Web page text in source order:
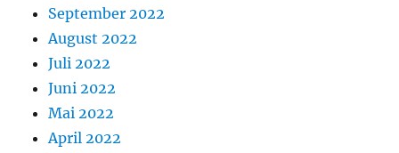
September 2022
August 2022
Juli 2022
Juni 2022
Mai 2022
April 2022